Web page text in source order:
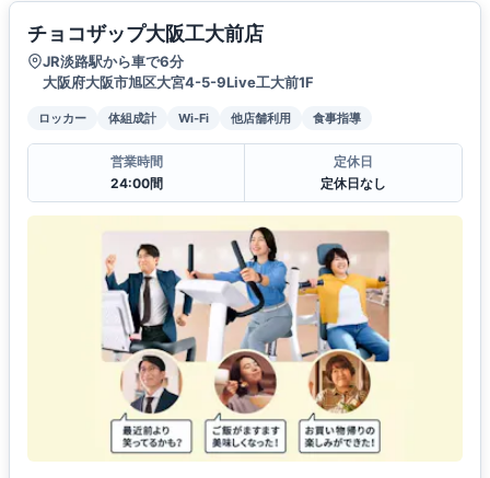
チョコザップ大阪工大前店
JR淡路駅から車で6分
大阪府大阪市旭区大宮4-5-9Live工大前1F
ロッカー 体組成計 Wi-Fi 他店舗利用 食事指導
営業時間
24:00間
定休日
定休日なし